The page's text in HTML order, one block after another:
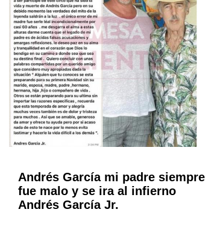
Andrés García mi padre siempre
fue malo y se ira al infierno
Andrés García Jr.